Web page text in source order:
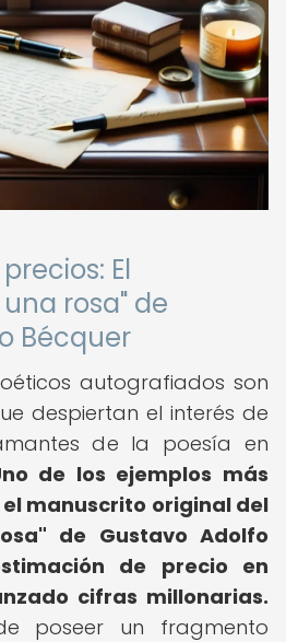
El
rosa" de
Bécquer
autografiados son
despiertan el interés de
de la poesía en
de los ejemplos más
manuscrito original del
de Gustavo Adolfo
de precio en
cifras millonarias.
poseer un fragmento